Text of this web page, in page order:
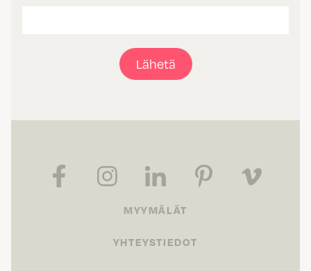
Lähetä
MYYMÄLÄT
YHTEYSTIEDOT